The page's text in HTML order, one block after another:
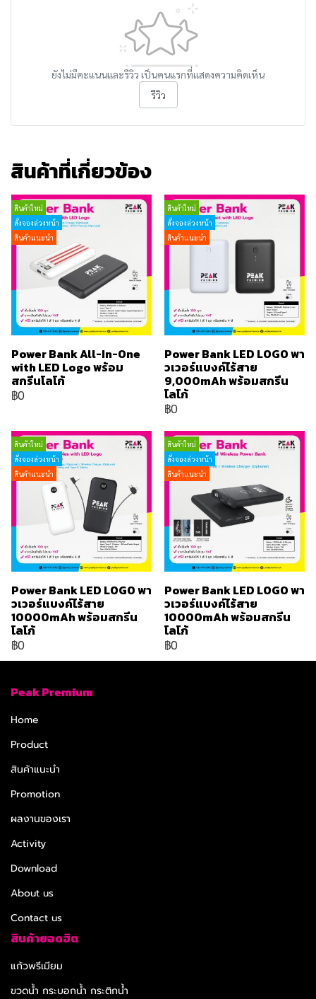
ยังไม่มีคะแนนและรีวิว เป็นคนแรกที่แสดงความคิดเห็น
รีวิว
สินค้าที่เกี่ยวข้อง
สินค้าใหม่
สั่งจองล่วงหน้า
สินค้าแนะนำ
Power Bank All-In-One
with LED Logo พร้อม
สกรีนโลโก้
฿0
สินค้าใหม่
สั่งจองล่วงหน้า
สินค้าแนะนำ
Power Bank LED LOGO พา
วเวอร์แบงค์ไร้สาย
9,000mAh พร้อมสกรีน
โลโก้
฿0
สินค้าใหม่
สั่งจองล่วงหน้า
สินค้าแนะนำ
Power Bank LED LOGO พา
วเวอร์แบงค์ไร้สาย
10000mAh พร้อมสกรีน
โลโก้
฿0
สินค้าใหม่
สั่งจองล่วงหน้า
สินค้าแนะนำ
Power Bank LED LOGO พา
วเวอร์แบงค์ไร้สาย
10000mAh พร้อมสกรีน
โลโก้
฿0
Peak Premium
Home
Product
สินค้าแนะนำ
Promotion
ผลงานของเรา
Activity
Download
About us
Contact us
สินค้ายอดฮิต
แก้วพรีเมียม
ขวดน้ำ กระบอกน้ำ กระติกน้ำ